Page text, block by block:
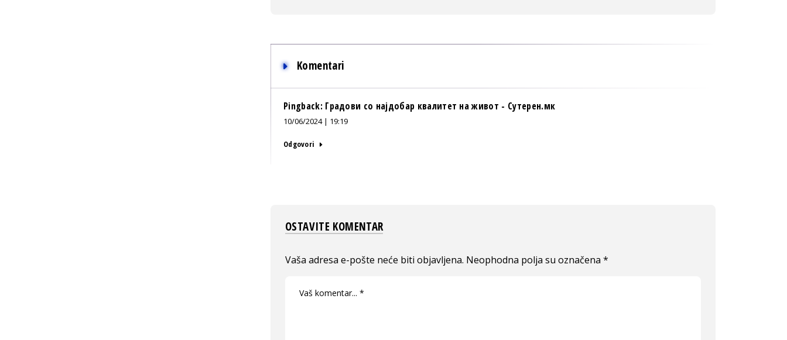
Komentari
Pingback: Градови со најдобар квалитет на живот - Сутерен.мк
10/06/2024 | 19:19
Odgovori
OSTAVITE KOMENTAR
Vaša adresa e-pošte neće biti objavljena. Neophodna polja su označena *